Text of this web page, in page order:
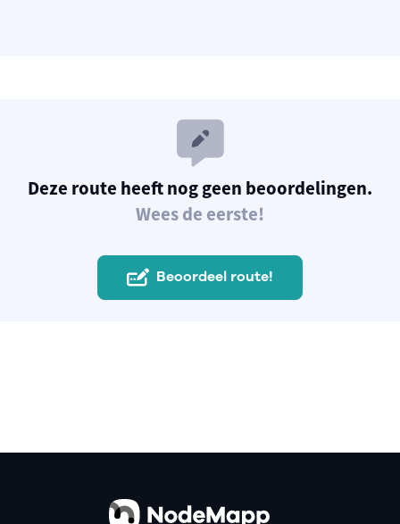
Deze route heeft nog geen beoordelingen.
Wees de eerste!
Beoordeel route!